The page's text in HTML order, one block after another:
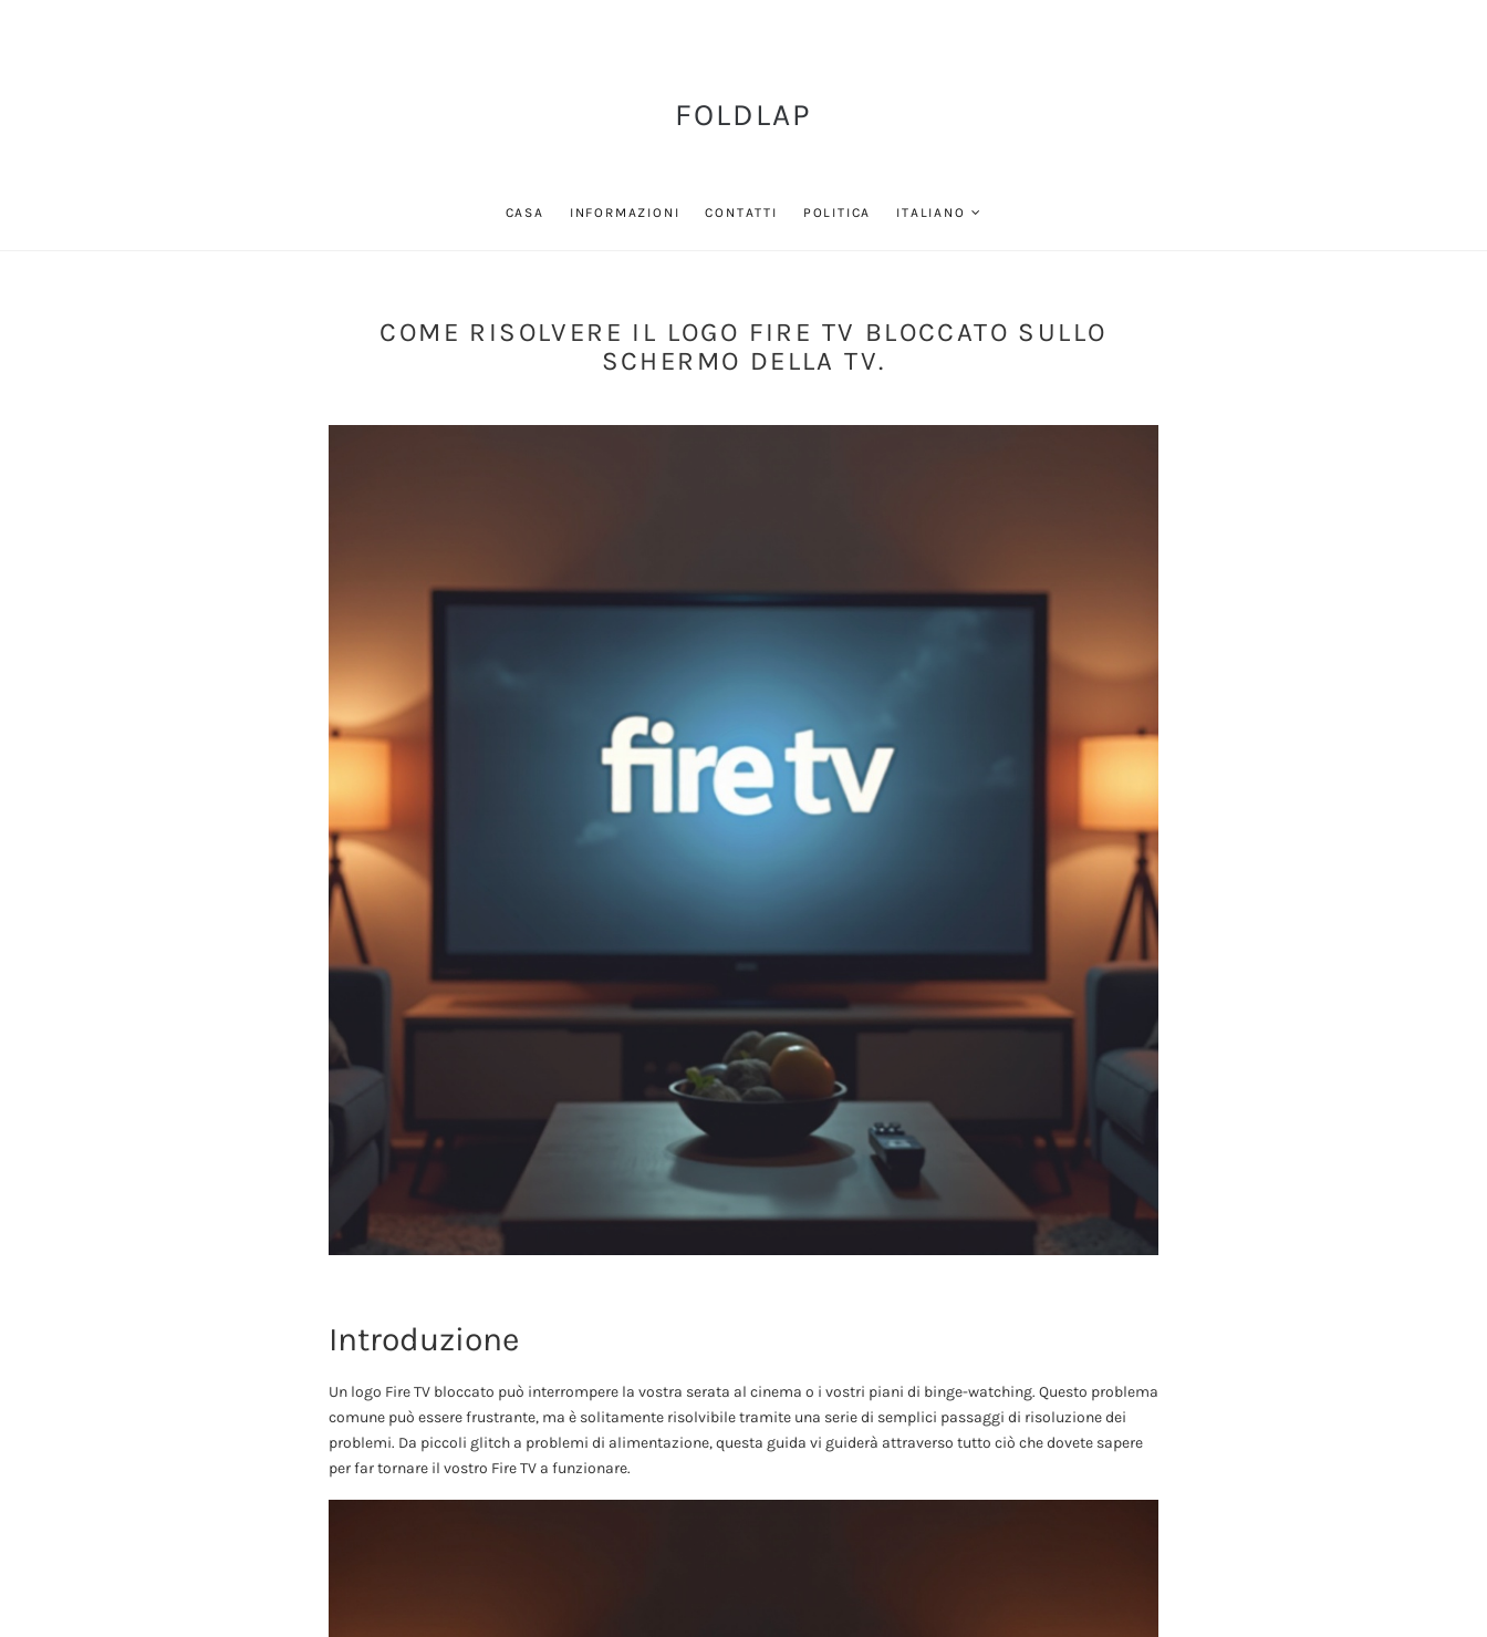
FOLDLAP
CASA INFORMAZIONI CONTATTI POLITICA ITALIANO
COME RISOLVERE IL LOGO FIRE TV BLOCCATO SULLO
SCHERMO DELLA TV.
Introduzione
Un logo Fire TV bloccato può interrompere la vostra serata al cinema o i vostri piani di binge-watching. Questo problema
comune può essere frustrante, ma è solitamente risolvibile tramite una serie di semplici passaggi di risoluzione dei
problemi. Da piccoli glitch a problemi di alimentazione, questa guida vi guiderà attraverso tutto ciò che dovete sapere
per far tornare il vostro Fire TV a funzionare.